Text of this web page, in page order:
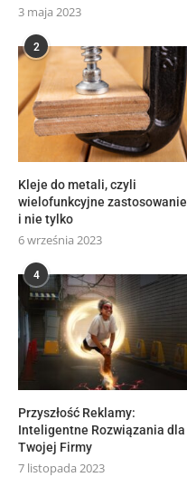
3 maja 2023
2
Kleje do metali, czyli
wielofunkcyjne zastosowanie
i nie tylko
6 września 2023
4
Przyszłość Reklamy:
Inteligentne Rozwiązania dla
Twojej Firmy
7 listopada 2023